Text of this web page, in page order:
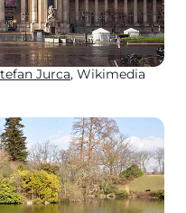
Jurca, Wikimedia